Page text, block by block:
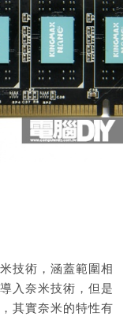
技術，涵蓋範圍相
入奈米技術，但是
其實奈米的特性有